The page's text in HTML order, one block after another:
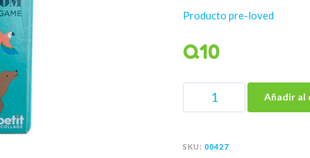
Producto pre-loved
Q10
Añadir al
SKU: 00427